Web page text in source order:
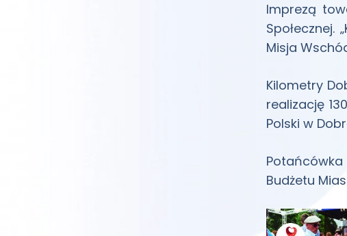
Imprezą
Misja
Kilometry
realizację
Polski w
Budżetu